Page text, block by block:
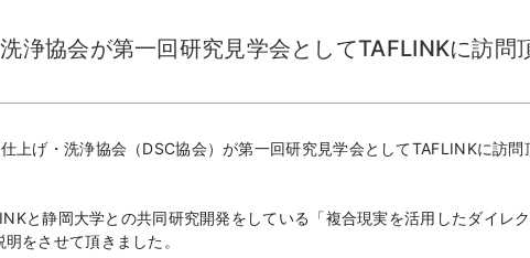
浄協会が第一回研究見学会としてTAFLINKに訪問
げ・洗浄協会（DSC協会）が第一回研究見学会としてTAFLINKに訪問
と静岡大学との共同研究開発をしている「複合現実を活用したダイレ
をさせて頂きました。